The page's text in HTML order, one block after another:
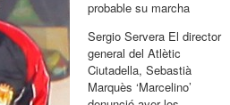
probable su marcha
Sergio Servera El director
general del Atlètic
Ciutadella, Sebastià
Marquès ‘Marcelino’